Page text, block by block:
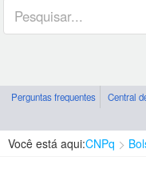
Perguntas frequentes Central
Você está aqui:CNPq